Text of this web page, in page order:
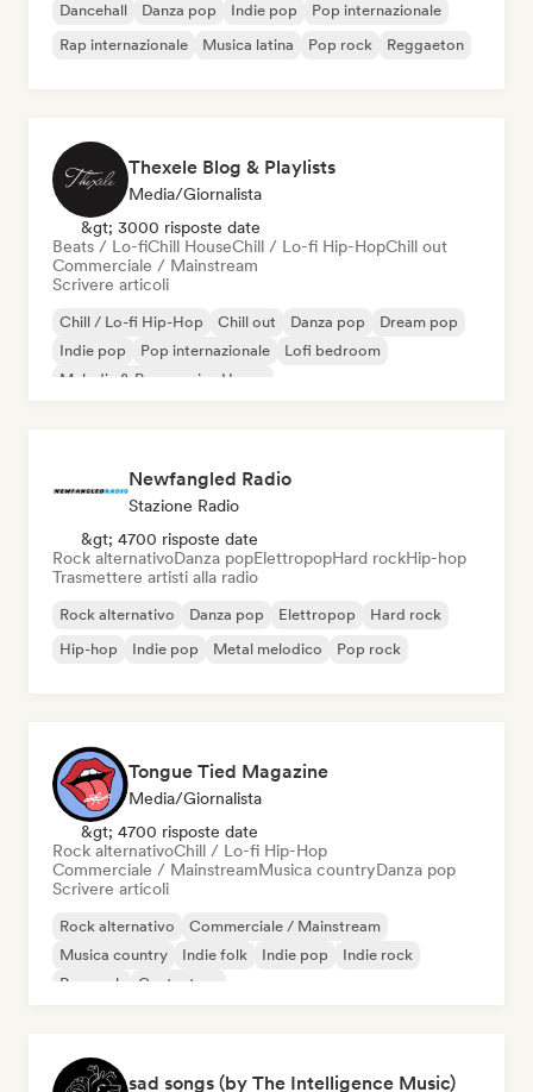
Dancehall Danza pop Indie pop
Pop internazionale
Rap internazionale
Musica latina Pop rock Reggaeton
Thexele Blog & Playlists
Media/Giornalista
&gt; 3000 risposte date
Beats / Lo-fiChill HouseChill / Lo-fi Hip-HopChill out
Commerciale / Mainstream
Scrivere articoli
Chill / Lo-fi Hip-Hop Chill out Danza pop
Dream pop
Indie pop
Pop internazionale
Lofi bedroom
Melodic & Progressive House
Newfangled Radio
Stazione Radio
&gt; 4700 risposte date
Rock alternativoDanza popElettropopHard rockHip-hop
Trasmettere artisti alla radio
Rock alternativo Danza pop Elettropop
Hard rock
Hip-hop
Indie pop Metal melodico Pop rock
Tongue Tied Magazine
Media/Giornalista
&gt; 4700 risposte date
Rock alternativoChill / Lo-fi Hip-Hop
Commerciale / MainstreamMusica countryDanza pop
Scrivere articoli
Rock alternativo
Commerciale / Mainstream
Musica country
Indie folk Indie pop
Indie rock
Pop rock
Cantautore
sad songs (by The Intelligence Music)